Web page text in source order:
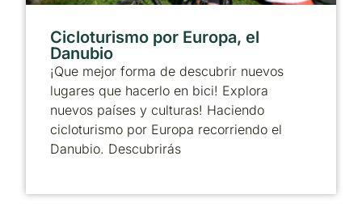
Cicloturismo por Europa, el
Danubio
¡Que mejor forma de descubrir nuevos
lugares que hacerlo en bici! Explora
nuevos países y culturas! Haciendo
cicloturismo por Europa recorriendo el
Danubio. Descubrirás